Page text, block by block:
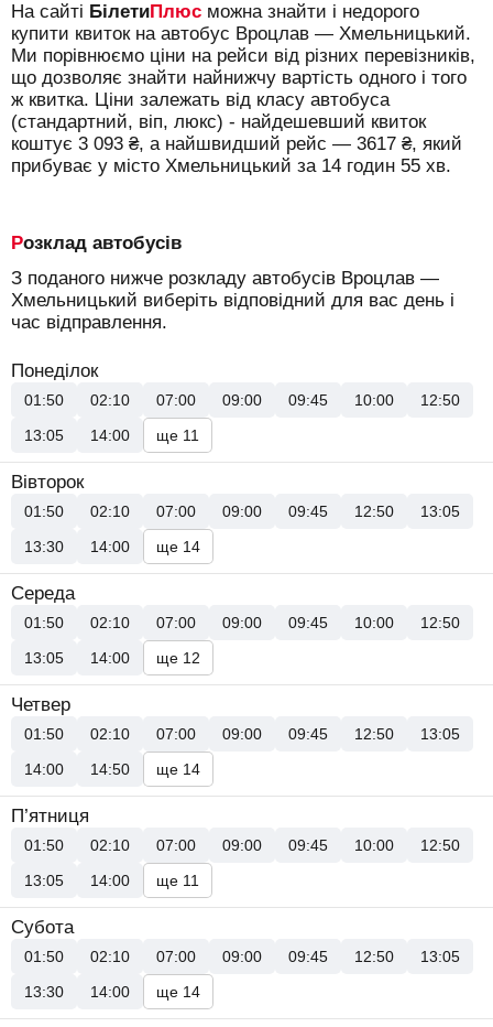
На сайті БілетиПлюс можна знайти і недорого
купити квиток на автобус Вроцлав — Хмельницький.
Ми порівнюємо ціни на рейси від різних перевізників,
що дозволяє знайти найнижчу вартість одного і того
ж квитка. Ціни залежать від класу автобуса
(стандартний, віп, люкс) - найдешевший квиток
коштує 3 093 ₴, а найшвидший рейс — 3617 ₴, який
прибуває у місто Хмельницький за 14 годин 55 хв.
Розклад автобусів
З поданого нижче розкладу автобусів Вроцлав —
Хмельницький виберіть відповідний для вас день і
час відправлення.
Понеділок
01:50 02:10 07:00 09:00 09:45 10:00
12:50
13:05
14:00 ще 11
Вівторок
01:50 02:10 07:00 09:00 09:45 12:50
13:05
13:30
14:00 ще 14
Середа
01:50 02:10 07:00 09:00 09:45 10:00
12:50
13:05
14:00 ще 12
Четвер
01:50 02:10 07:00 09:00 09:45 12:50
13:05
14:00
14:50 ще 14
П’ятниця
01:50 02:10 07:00 09:00 09:45 10:00
12:50
13:05
14:00 ще 11
Субота
01:50 02:10 07:00 09:00 09:45 12:50
13:05
13:30
14:00 ще 14